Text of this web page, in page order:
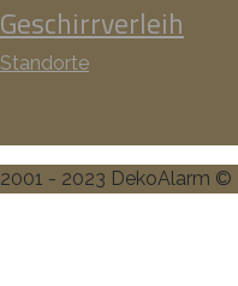
Geschirrverleih
Standorte
2001 - 2023 DekoAlarm ©